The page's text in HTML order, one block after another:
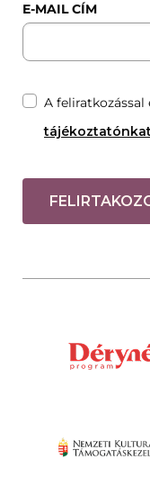
E-MAIL CÍM
A feliratkozással